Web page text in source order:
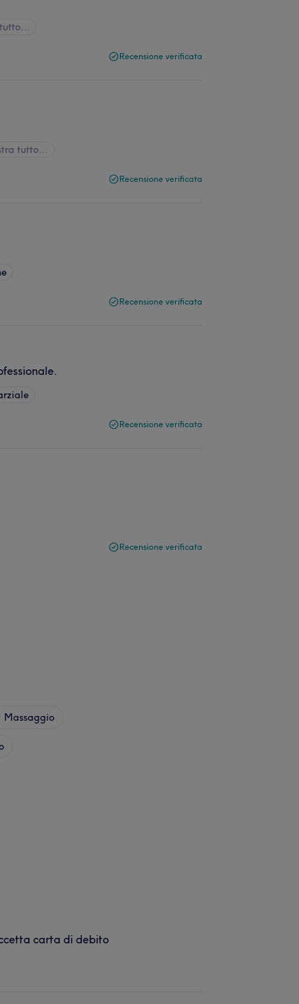
Recensione verificata
tutto…
Recensione verificata
Recensione verificata
Recensione verificata
Recensione verificata
Massaggio
carta di debito